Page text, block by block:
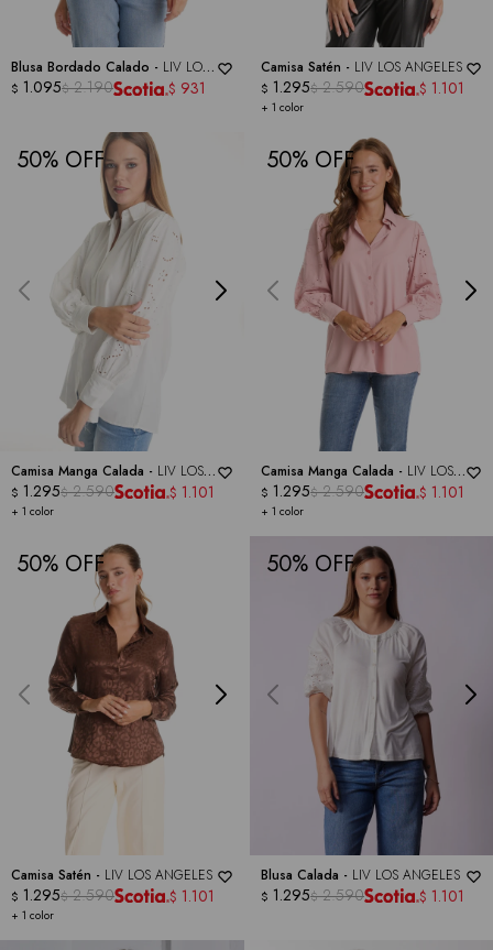
Blusa Bordado Calado - LIV LOS
ANGELES
$ 1.095$ 2.190 $ 931
Camisa Satén - LIV LOS ANGELES
+ 1 color
$ 1.295$ 2.590 $ 1.101
50
Camisa Manga Calada - LIV LOS
ANGELES
+ 1 color
$ 1.295$ 2.590 $ 1.101
50
Camisa Manga Calada - LIV LOS
ANGELES
+ 1 color
$ 1.295$ 2.590 $ 1.101
50
Camisa Satén - LIV LOS ANGELES
+ 1 color
$ 1.295$ 2.590 $ 1.101
50
Blusa Calada - LIV LOS ANGELES
$ 1.295$ 2.590 $ 1.101